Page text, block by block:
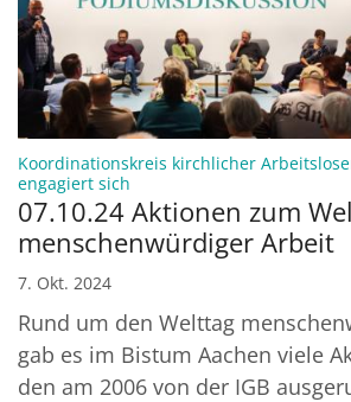
Koordinationskreis kirchlicher
engagiert sich
07.10.24 Aktionen zum
menschenwürdiger Arbeit
7. Okt. 2024
Rund um den Welttag
gab es im Bistum Aachen viele
den am 2006 von der IGB